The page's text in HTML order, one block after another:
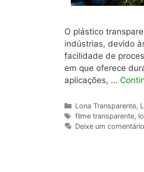
O plástico
indústrias, devido
facilidade de
em que oferece
aplicações, …
Categorias
Lona Transparente,
Tags
filme transparente,
Deixe um comentário